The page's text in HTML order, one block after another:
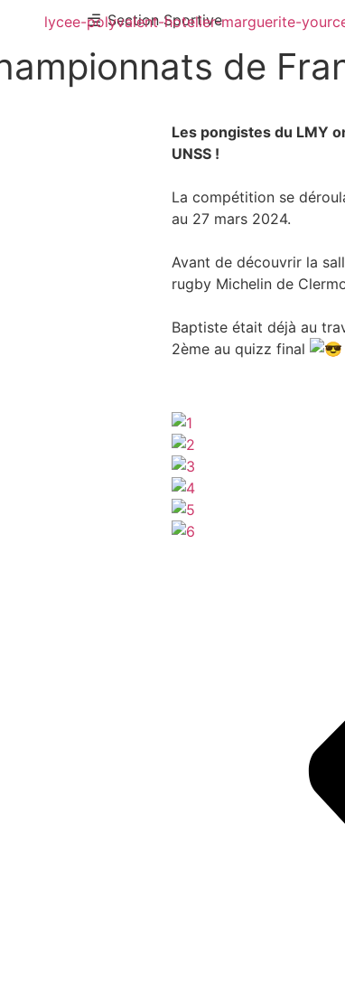
Section Sportive
de
Les pongistes du LMY
UNSS !
La compétition se
au 27 mars 2024.
Avant de découvrir la
rugby Michelin de
Baptiste était déjà au
2ème au quizz final